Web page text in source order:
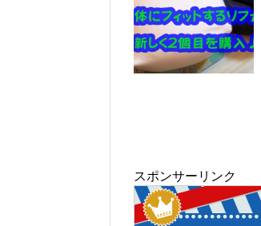
スポンサーリンク